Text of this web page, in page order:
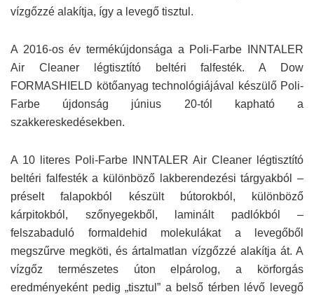
vízgőzzé alakítja, így a levegő tisztul.
A 2016-os év termékújdonsága a Poli-Farbe INNTALER
Air Cleaner légtisztító beltéri falfesték. A Dow
FORMASHIELD kötőanyag technológiájával készülő Poli-
Farbe újdonság június 20-tól kapható a
szakkereskedésekben.
A 10 literes Poli-Farbe INNTALER Air Cleaner légtisztító
beltéri falfesték a különböző lakberendezési tárgyakból –
préselt falapokból készült bútorokból, különböző
kárpitokból, szőnyegekből, laminált padlókból –
felszabaduló formaldehid molekulákat a levegőből
megszűrve megköti, és ártalmatlan vízgőzzé alakítja át. A
vízgőz természetes úton elpárolog, a körforgás
eredményeként pedig „tisztul” a belső térben lévő levegő